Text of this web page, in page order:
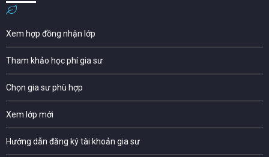
Xem hợp đồng nhận lớp
Tham khảo học phí gia sư
Chọn gia sư phù hợp
Xem lớp mới
Hướng dẫn đăng ký tài khoản gia sư